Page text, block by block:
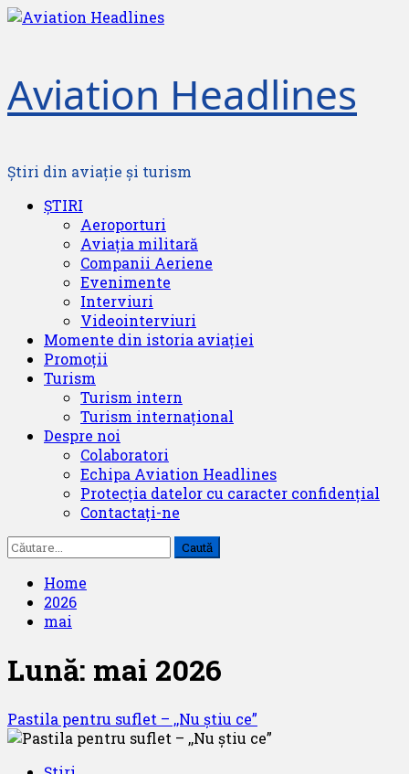
Skip
Aviation Headlines
Știri din aviație și turism
Primary
ȘTIRI
Aeroporturi
Aviația militară
Companii Aeriene
Evenimente
Interviuri
Videointerviuri
Momente din istoria aviației
Promoții
Turism
Turism intern
Turism internațional
Despre noi
Colaboratori
Echipa Aviation Headlines
Protecția datelor cu caracter confidențial
Contactați-ne
Caută
după:
Home
2026
mai
Lună: mai 2026
Pastila pentru suflet – ,,Nu știu ce”